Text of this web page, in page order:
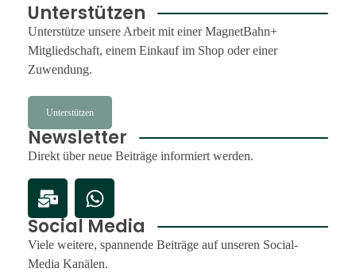
Unterstützen
Unterstütze unsere Arbeit mit einer MagnetBahn+
Mitgliedschaft, einem Einkauf im Shop oder einer
Zuwendung.
Unterstützen
Newsletter
Direkt über neue Beiträge informiert werden.
Social Media
Viele weitere, spannende Beiträge auf unseren Social-
Media Kanälen.